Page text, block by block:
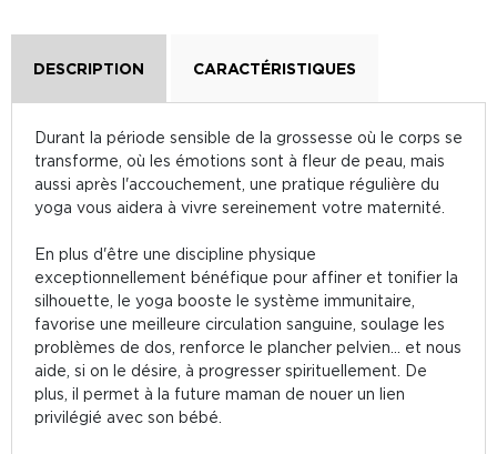
DESCRIPTION CARACTÉRISTIQUES
Durant la période sensible de la grossesse où le corps se
transforme, où les émotions sont à fleur de peau, mais
aussi après l'accouchement, une pratique régulière du
yoga vous aidera à vivre sereinement votre maternité.
En plus d'être une discipline physique
exceptionnellement bénéfique pour affiner et tonifier la
silhouette, le yoga booste le système immunitaire,
favorise une meilleure circulation sanguine, soulage les
problèmes de dos, renforce le plancher pelvien... et nous
aide, si on le désire, à progresser spirituellement. De
plus, il permet à la future maman de nouer un lien
privilégié avec son bébé.